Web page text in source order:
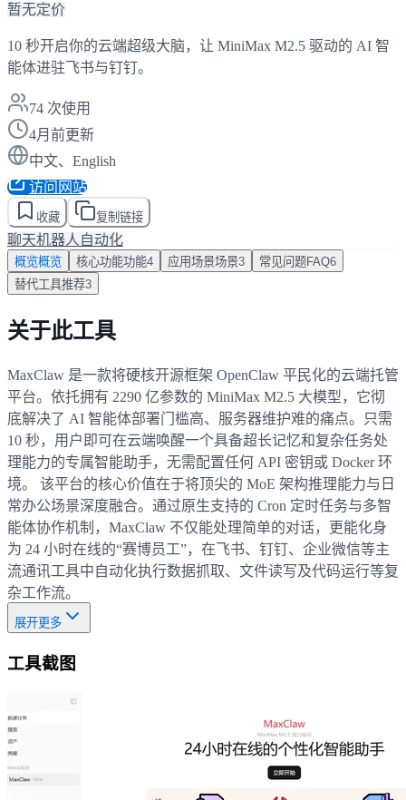
暂无定价
10 秒开启你的云端超级大脑，让 MiniMax M2.5 驱动的 AI 智
能体进驻飞书与钉钉。
74 次使用
4月前更新
中文、English
访问网站
收藏 复制链接
聊天机器人 自动化
概览概览 核心功能功能4 应用场景场景3 常见问题 FAQ6
替代工具推荐3
关于此工具
MaxClaw 是一款将硬核开源框架 OpenClaw 平民化的云端托管
平台。依托拥有 2290 亿参数的 MiniMax M2.5 大模型，它彻
底解决了 AI 智能体部署门槛高、服务器维护难的痛点。只需
10 秒，用户即可在云端唤醒一个具备超长记忆和复杂任务处
理能力的专属智能助手，无需配置任何 API 密钥或 Docker 环
境。 该平台的核心价值在于将顶尖的 MoE 架构推理能力与日
常办公场景深度融合。通过原生支持的 Cron 定时任务与多智
能体协作机制，MaxClaw 不仅能处理简单的对话，更能化身
为 24 小时在线的“赛博员工”，在飞书、钉钉、企业微信等主
流通讯工具中自动化执行数据抓取、文件读写及代码运行等复
杂工作流。
展开更多
工具截图